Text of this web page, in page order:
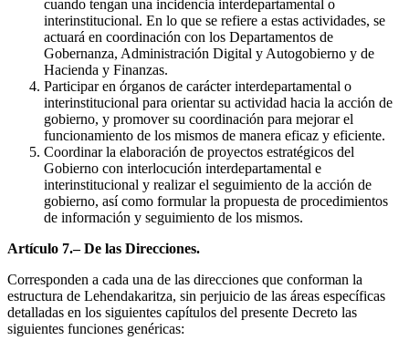
cuando tengan una incidencia interdepartamental o
interinstitucional. En lo que se refiere a estas actividades, se
actuará en coordinación con los Departamentos de
Gobernanza, Administración Digital y Autogobierno y de
Hacienda y Finanzas.
Participar en órganos de carácter interdepartamental o
interinstitucional para orientar su actividad hacia la acción de
gobierno, y promover su coordinación para mejorar el
funcionamiento de los mismos de manera eficaz y eficiente.
Coordinar la elaboración de proyectos estratégicos del
Gobierno con interlocución interdepartamental e
interinstitucional y realizar el seguimiento de la acción de
gobierno, así como formular la propuesta de procedimientos
de información y seguimiento de los mismos.
Artículo 7.– De las Direcciones.
Corresponden a cada una de las direcciones que conforman la
estructura de Lehendakaritza, sin perjuicio de las áreas específicas
detalladas en los siguientes capítulos del presente Decreto las
siguientes funciones genéricas: